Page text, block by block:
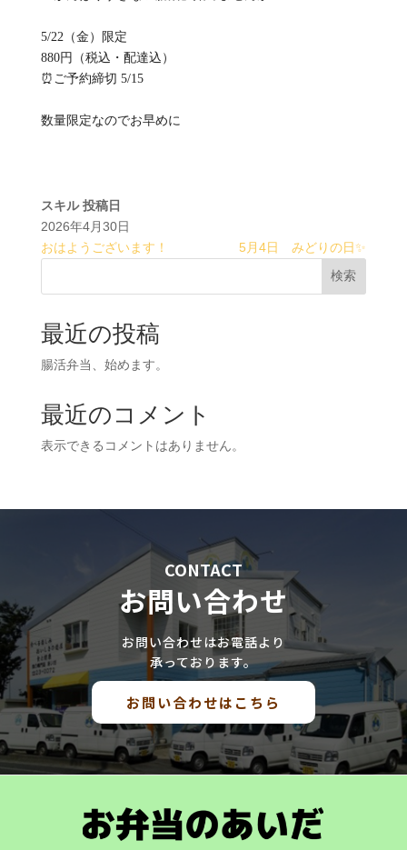
5/22（金）限定
880円（税込・配達込）
⏰ご予約締切 5/15
数量限定なのでお早めに
スキル 投稿日
2026年4月30日
おはようございます！
5月4日 みどりの日✨
検索
最近の投稿
腸活弁当、始めます。
最近のコメント
表示できるコメントはありません。
CONTACT
お問い合わせ
お問い合わせはお電話より
承っております。
お問い合わせはこちら